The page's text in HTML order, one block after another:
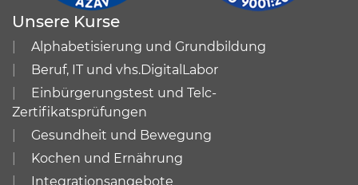
Unsere Kurse
Alphabetisierung und Grundbildung
Beruf, IT und vhs.DigitalLabor
Einbürgerungstest und Telc-
Zertifikatsprüfungen
Gesundheit und Bewegung
Kochen und Ernährung
Integrationsangebote